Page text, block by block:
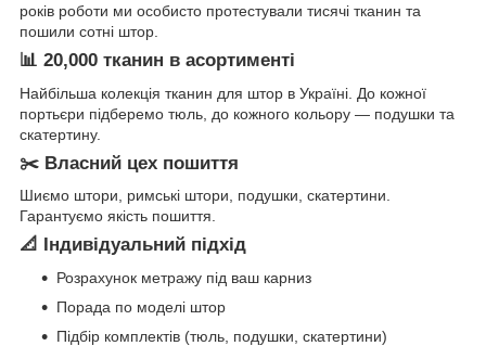
років роботи ми особисто протестували тисячі тканин та
пошили сотні штор.
📊 20,000 тканин в асортименті
Найбільша колекція тканин для штор в Україні. До кожної
портьєри підберемо тюль, до кожного кольору — подушки та
скатертину.
✂️ Власний цех пошиття
Шиємо штори, римські штори, подушки, скатертини.
Гарантуємо якість пошиття.
📐 Індивідуальний підхід
Розрахунок метражу під ваш карниз
Порада по моделі штор
Підбір комплектів (тюль, подушки, скатертини)